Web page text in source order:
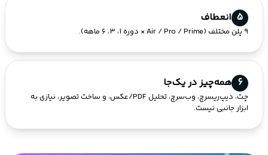
5 انعطاف
۹ پلن مختلف (Air / Pro / Prime × دوره ۱، ۳، ۶ ماهه).
6 همه‌چیز در یک‌جا
چت، دیپ‌ریسرچ، وب‌سرچ، تحلیل PDF/عکس، و ساخت تصویر، نیازی به
ابزار جانبی نیست.